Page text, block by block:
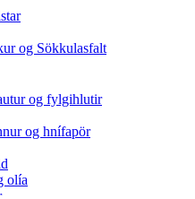
og Sökkulasfalt
og fylgihlutir
og hnífapör
olía